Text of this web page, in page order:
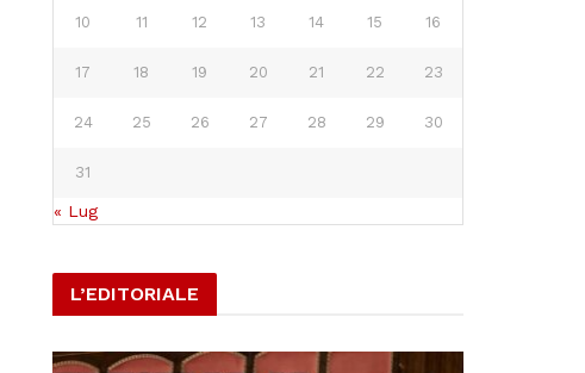
10 11 12 13 14 15 16
17 18 19 20 21 22 23
24 25 26 27 28 29 30
31
« Lug
L’EDITORIALE